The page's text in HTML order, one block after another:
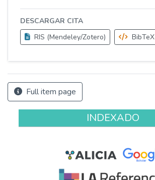
DESCARGAR CITA
RIS (Mendeley/Zotero)
BibTeX
Full item page
INDEXADO